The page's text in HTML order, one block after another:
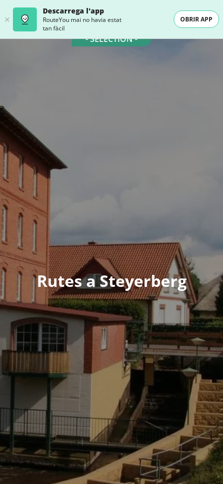
Descarrega l'app
RouteYou mai no havia estat
tan fàcil
OBRIR APP
- SELECTION -
Rutes a Steyerberg